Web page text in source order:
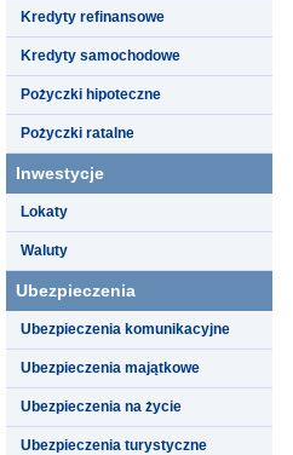
Kredyty refinansowe
Kredyty samochodowe
Pożyczki hipoteczne
Pożyczki ratalne
Inwestycje
Lokaty
Waluty
Ubezpieczenia
Ubezpieczenia komunikacyjne
Ubezpieczenia majątkowe
Ubezpieczenia na życie
Ubezpieczenia turystyczne